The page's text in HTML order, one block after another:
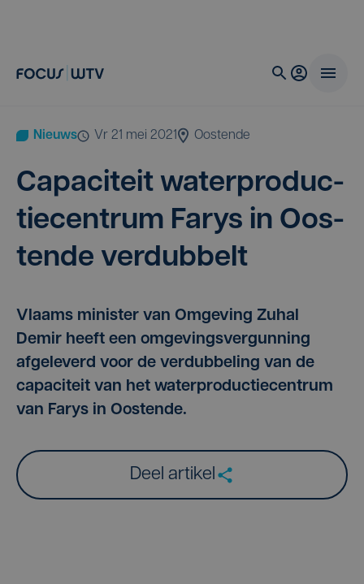
Nieuws vr 21 mei 2021 Oostende
Capa­ci­teit water­pro­duc­
tie­cen­trum Farys in Oos­
ten­de verdubbelt
Vlaams minister van Omgeving Zuhal
Demir heeft een omgevingsvergunning
afgeleverd voor de verdubbeling van de
capaciteit van het waterproductiecentrum
van Farys in Oostende.
Deel artikel